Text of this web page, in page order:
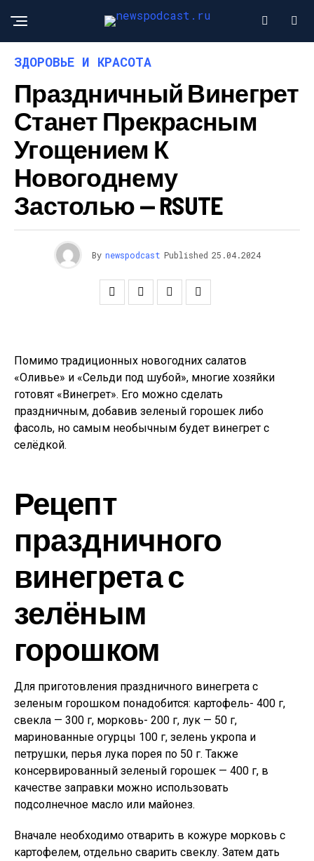
ЗДОРОВЬЕ И КРАСОТА
Праздничный Винегрет
Станет Прекрасным
Угощением К
Новогоднему
Застолью — RSUTE
By newspodcast Published 25.04.2024
Помимо традиционных новогодних салатов
«Оливье» и «Сельди под шубой», многие хозяйки
готовят «Винегрет». Его можно сделать
праздничным, добавив зеленый горошек либо
фасоль, но самым необычным будет винегрет с
селёдкой.
Рецепт
праздничного
винегрета с
зелёным
горошком
Для приготовления праздничного винегрета с
зеленым горошком понадобится: картофель- 400 г,
свекла — 300 г, морковь- 200 г, лук — 50 г,
маринованные огурцы 100 г, зелень укропа и
петрушки, перья лука порея по 50 г. Также
консервированный зеленый горошек — 400 г, в
качестве заправки можно использовать
подсолнечное масло или майонез.
Вначале необходимо отварить в кожуре морковь с
картофелем, отдельно сварить свеклу. Затем дать